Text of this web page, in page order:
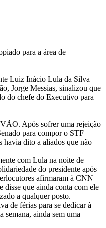
para a área de
Luiz Inácio Lula da Silva
Jorge Messias, sinalizou que
do chefe do Executivo para
Após sofrer uma rejeição
para compor o STF
havia dito a aliados que não
com Lula na noite de
do presidente após
afirmaram à CNN
disse que ainda conta com ele
a qualquer posto.
de férias para se dedicar à
semana, ainda sem uma